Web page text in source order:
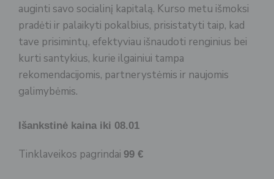
auginti savo socialinį kapitalą. Kurso metu išmoksi
pradėti ir palaikyti pokalbius, prisistatyti taip, kad
tave prisimintų, efektyviau išnaudoti renginius bei
kurti santykius, kurie ilgainiui tampa
rekomendacijomis, partnerystėmis ir naujomis
galimybėmis.
Išankstinė kaina iki 08.01
Tinklaveikos pagrindai 99 €